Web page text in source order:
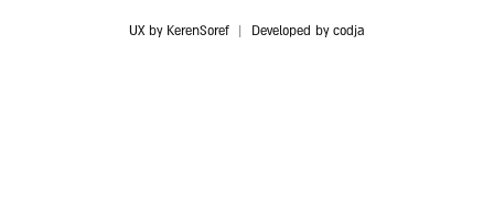
UX by KerenSoref Developed by codja